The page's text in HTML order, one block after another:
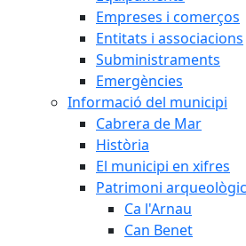
Empreses i comerços
Entitats i associacions
Subministraments
Emergències
Informació del municipi
Cabrera de Mar
Història
El municipi en xifres
Patrimoni arqueològic
Ca l'Arnau
Can Benet